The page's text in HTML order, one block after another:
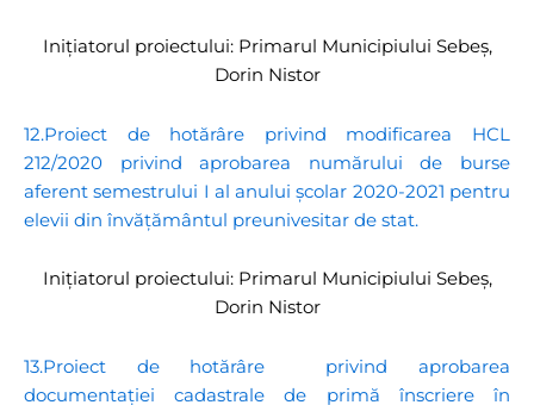
Inițiatorul proiectului: Primarul Municipiului Sebeș,
Dorin Nistor
12.Proiect de hotărâre privind modificarea HCL
212/2020 privind aprobarea numărului de burse
aferent semestrului I al anului școlar 2020-2021 pentru
elevii din învățământul preunivesitar de stat.
Inițiatorul proiectului: Primarul Municipiului Sebeș,
Dorin Nistor
13.Proiect de hotărâre privind aprobarea
documentației cadastrale de primă înscriere în